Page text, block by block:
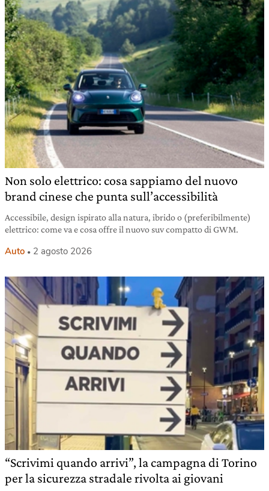
Non solo elettrico: cosa sappiamo del nuovo
brand cinese che punta sull’accessibilità
Accessibile, design ispirato alla natura, ibrido o (preferibilmente)
elettrico: come va e cosa offre il nuovo suv compatto di GWM.
Auto 2 agosto 2026
“Scrivimi quando arrivi”, la campagna di Torino
per la sicurezza stradale rivolta ai giovani